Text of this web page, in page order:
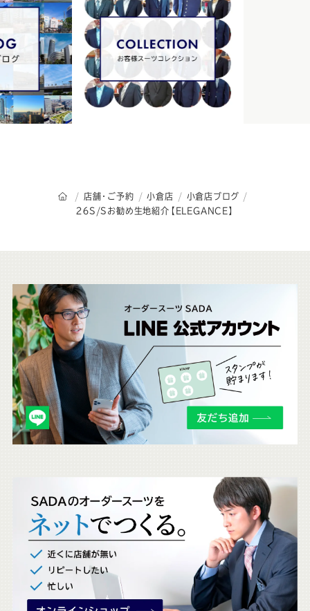
オーダースーツSADAのトップページ
店舗・ご予約 小倉店
小倉店ブログ
２６S/Sお勧め生地紹介【ELEGANCE】
こ
ち
ら
も
チ
ェ